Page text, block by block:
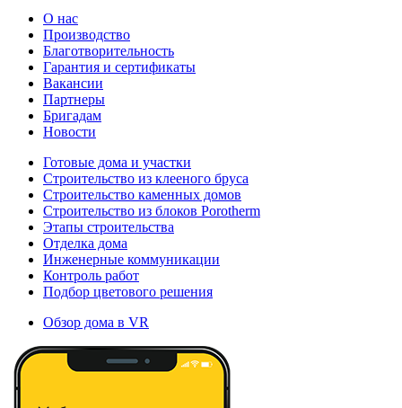
О нас
Производство
Благотворительность
Гарантия и сертификаты
Вакансии
Партнеры
Бригадам
Новости
Готовые дома и участки
Строительство из клееного бруса
Строительство каменных домов
Строительство из блоков Porotherm
Этапы строительства
Отделка дома
Инженерные коммуникации
Контроль работ
Подбор цветового решения
Обзор дома в VR